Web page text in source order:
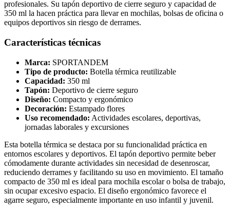
profesionales. Su tapón deportivo de cierre seguro y capacidad de
350 ml la hacen práctica para llevar en mochilas, bolsas de oficina o
equipos deportivos sin riesgo de derrames.
Características técnicas
Marca: SPORTANDEM
Tipo de producto: Botella térmica reutilizable
Capacidad: 350 ml
Tapón: Deportivo de cierre seguro
Diseño: Compacto y ergonómico
Decoración: Estampado flores
Uso recomendado: Actividades escolares, deportivas,
jornadas laborales y excursiones
Esta botella térmica se destaca por su funcionalidad práctica en
entornos escolares y deportivos. El tapón deportivo permite beber
cómodamente durante actividades sin necesidad de desenroscar,
reduciendo derrames y facilitando su uso en movimiento. El tamaño
compacto de 350 ml es ideal para mochila escolar o bolsa de trabajo,
sin ocupar excesivo espacio. El diseño ergonómico favorece el
agarre seguro, especialmente importante en uso infantil y juvenil.